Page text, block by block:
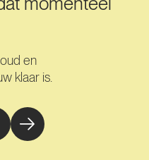
en
klaar is.